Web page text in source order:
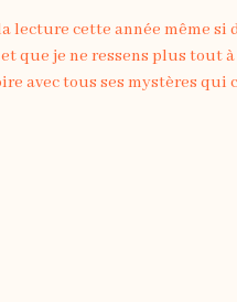
lecture cette année même si
que je ne ressens plus tout
avec tous ses mystères